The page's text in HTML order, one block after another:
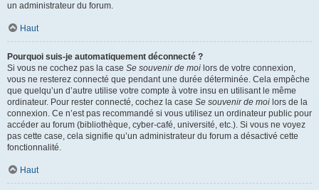
un administrateur du forum.
Haut
Pourquoi suis-je automatiquement déconnecté ?
Si vous ne cochez pas la case Se souvenir de moi lors de votre connexion,
vous ne resterez connecté que pendant une durée déterminée. Cela empêche
que quelqu’un d’autre utilise votre compte à votre insu en utilisant le même
ordinateur. Pour rester connecté, cochez la case Se souvenir de moi lors de la
connexion. Ce n’est pas recommandé si vous utilisez un ordinateur public pour
accéder au forum (bibliothèque, cyber-café, université, etc.). Si vous ne voyez
pas cette case, cela signifie qu’un administrateur du forum a désactivé cette
fonctionnalité.
Haut